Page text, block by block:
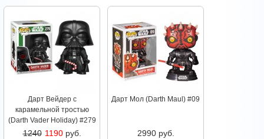
Дарт Вейдер с
карамельной тростью
(Darth Vader Holiday) #279
1240 1190руб.
Дарт Мол (Darth Maul) #09
2990 руб.